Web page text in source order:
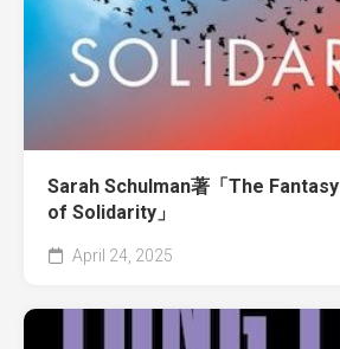
Sarah Schulman著「The
of Solidarity」
April 24, 2025